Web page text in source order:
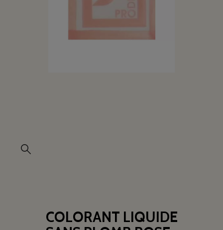
COLORANT LIQUIDE